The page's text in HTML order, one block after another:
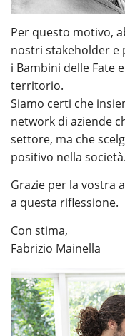
Per questo motivo,
nostri stakeholder
i Bambini delle Fate
territorio.
Siamo certi che
network di aziende
settore, ma che
positivo nella società.
Grazie per la vostra
a questa riflessione.
Con stima,
Fabrizio Mainella